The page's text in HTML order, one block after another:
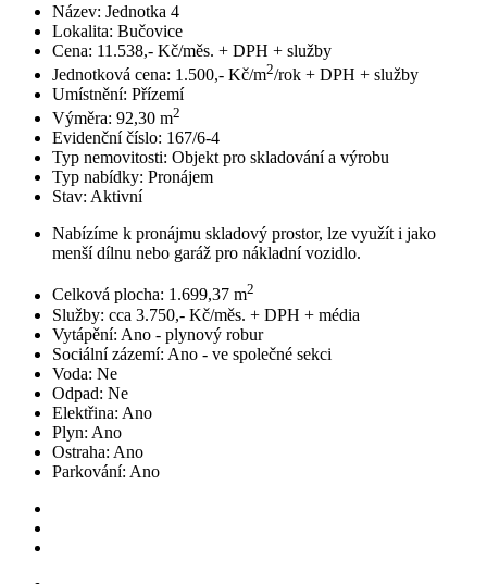
Název: Jednotka 4
Lokalita: Bučovice
Cena: 11.538,- Kč/měs. + DPH + služby
Jednotková cena: 1.500,- Kč/m2/rok + DPH + služby
Umístnění: Přízemí
Výměra: 92,30 m2
Evidenční číslo: 167/6-4
Typ nemovitosti: Objekt pro skladování a výrobu
Typ nabídky: Pronájem
Stav: Aktivní
Nabízíme k pronájmu skladový prostor, lze využít i jako
menší dílnu nebo garáž pro nákladní vozidlo.
Celková plocha: 1.699,37 m2
Služby: cca 3.750,- Kč/měs. + DPH + média
Vytápění: Ano - plynový robur
Sociální zázemí: Ano - ve společné sekci
Voda: Ne
Odpad: Ne
Elektřina: Ano
Plyn: Ano
Ostraha: Ano
Parkování: Ano